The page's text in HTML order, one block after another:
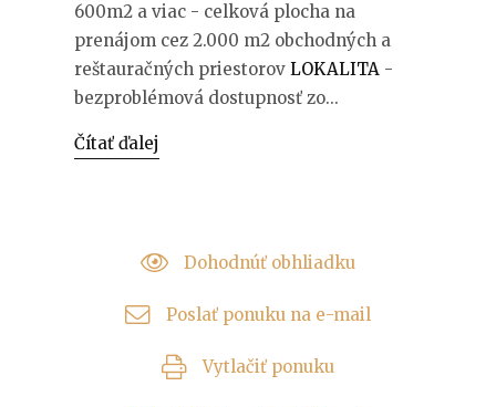
600m2 a viac - celková plocha na
prenájom cez 2.000 m2 obchodných a
reštauračných priestorovLOKALITA -
bezproblémová dostupnosť zo...
Čítať ďalej
Dohodnúť obhliadku
Poslať ponuku na e-mail
Vytlačiť ponuku